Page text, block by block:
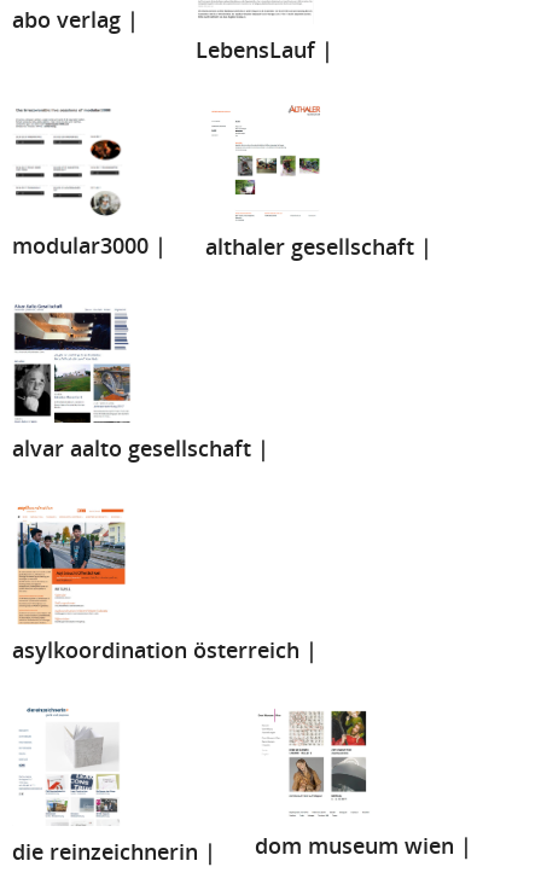
abo verlag |
LebensLauf |
modular3000 | althaler gesellschaft |
alvar aalto gesellschaft |
asylkoordination österreich |
die reinzeichnerin | dom museum wien |